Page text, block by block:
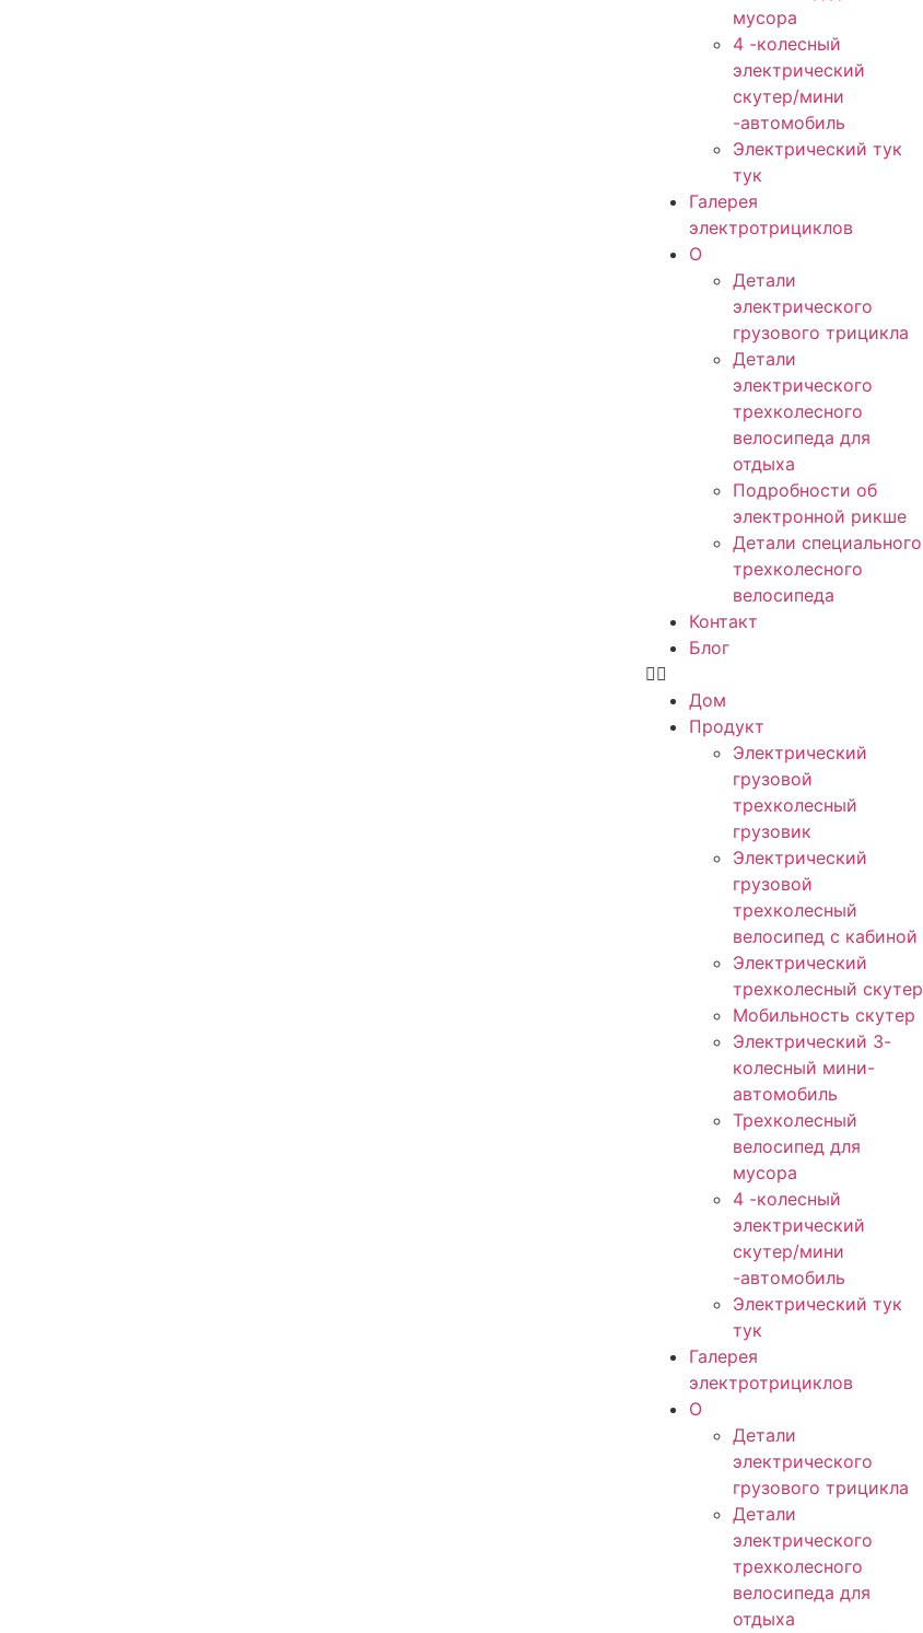
мусора
4 -колесный
электрический
скутер/мини
-автомобиль
Электрический тук
тук
Галерея
электротрициклов
О
Детали
электрического
грузового трицикла
Детали
электрического
трехколесного
велосипеда для
отдыха
Подробности об
электронной рикше
Детали специального
трехколесного
велосипеда
Контакт
Блог
Дом
Продукт
Электрический
грузовой
трехколесный
грузовик
Электрический
грузовой
трехколесный
велосипед с кабиной
Электрический
трехколесный скутер
Мобильность скутер
Электрический 3-
колесный мини-
автомобиль
Трехколесный
велосипед для
мусора
4 -колесный
электрический
скутер/мини
-автомобиль
Электрический тук
тук
Галерея
электротрициклов
О
Детали
электрического
грузового трицикла
Детали
электрического
трехколесного
велосипеда для
отдыха